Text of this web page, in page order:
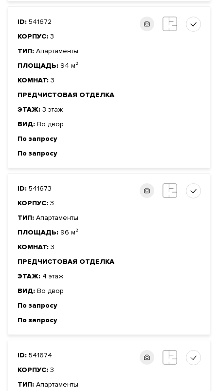
ID: 541672
КОРПУС: 3
ТИП: Апартаменты
ПЛОЩАДЬ: 94 м²
КОМНАТ: 3
ПРЕДЧИСТОВАЯ ОТДЕЛКА
ЭТАЖ: 3 этаж
ВИД: Во двор
По запросу
По запросу
ID: 541673
КОРПУС: 3
ТИП: Апартаменты
ПЛОЩАДЬ: 96 м²
КОМНАТ: 3
ПРЕДЧИСТОВАЯ ОТДЕЛКА
ЭТАЖ: 4 этаж
ВИД: Во двор
По запросу
По запросу
ID: 541674
КОРПУС: 3
ТИП: Апартаменты